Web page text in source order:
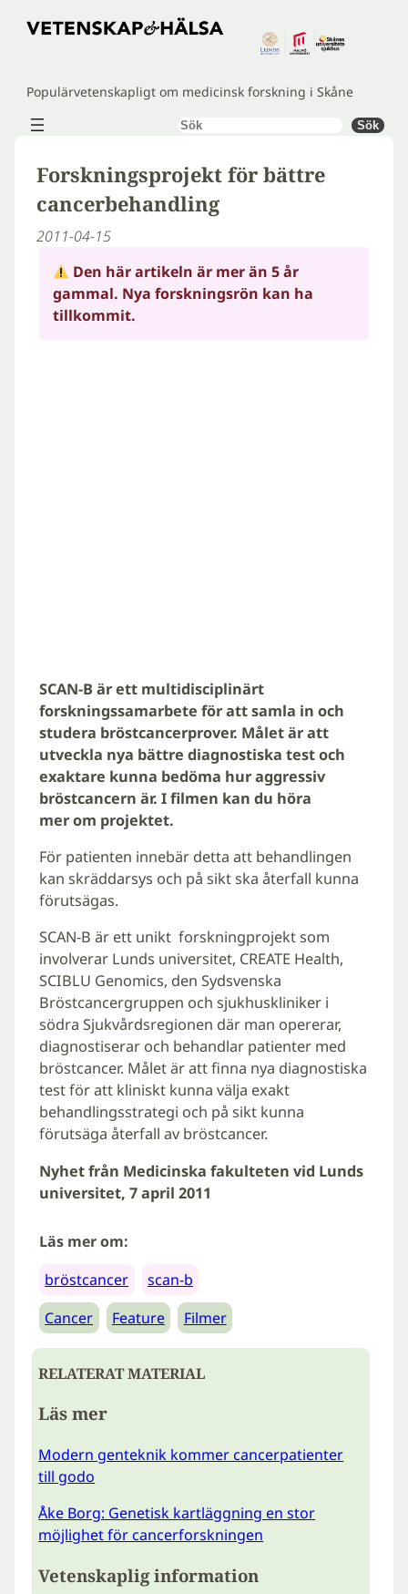
Hoppa
Populärvetenskapligt om medicinsk forskning i Skåne
Sök Sök
Forskningsprojekt för bättre
cancerbehandling
2011-04-15
Den här artikeln är mer än 5 år
gammal. Nya forskningsrön kan ha
tillkommit.
SCAN-B är ett multidisciplinärt
forskningssamarbete för att samla in och
studera bröstcancerprover. Målet är att
utveckla nya bättre diagnostiska test och
exaktare kunna bedöma hur aggressiv
bröstcancern är. I filmen kan du höra
mer om projektet.
För patienten innebär detta att behandlingen
kan skräddarsys och på sikt ska återfall kunna
förutsägas.
SCAN-B är ett unikt forskningprojekt som
involverar Lunds universitet, CREATE Health,
SCIBLU Genomics, den Sydsvenska
Bröstcancergruppen och sjukhuskliniker i
södra Sjukvårdsregionen där man opererar,
diagnostiserar och behandlar patienter med
bröstcancer. Målet är att finna nya diagnostiska
test för att kliniskt kunna välja exakt
behandlingsstrategi och på sikt kunna
förutsäga återfall av bröstcancer.
Nyhet från Medicinska fakulteten vid Lunds
universitet, 7 april 2011
Läs mer om:
bröstcancer
scan-b
Cancer
Feature Filmer
RELATERAT MATERIAL
Läs mer
Modern genteknik kommer cancerpatienter
till godo
Åke Borg: Genetisk kartläggning en stor
möjlighet för cancerforskningen
Vetenskaplig information